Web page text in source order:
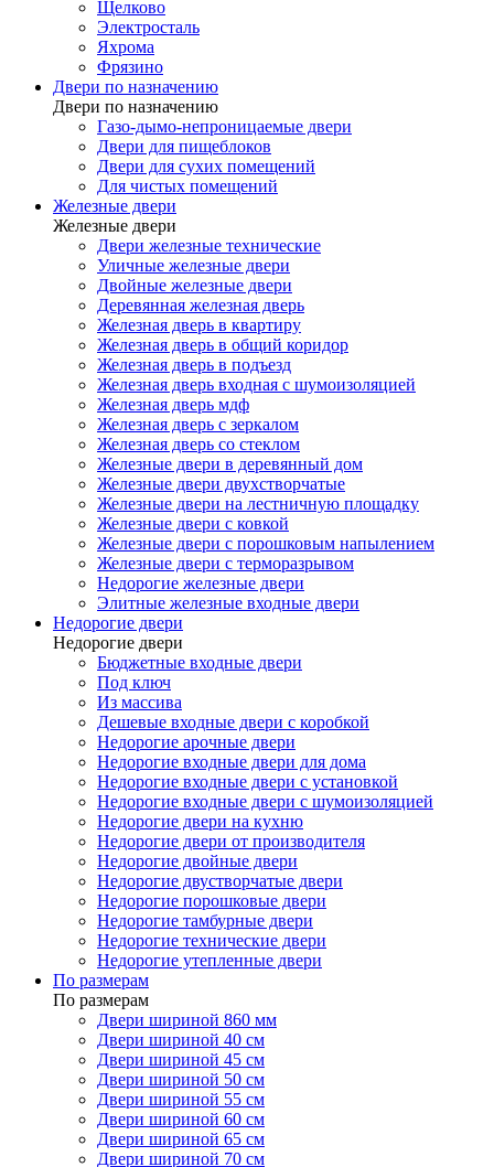
Щелково
Электросталь
Яхрома
Фрязино
Двери по назначению
Двери по назначению
Газо-дымо-непроницаемые двери
Двери для пищеблоков
Двери для сухих помещений
Для чистых помещений
Железные двери
Железные двери
Двери железные технические
Уличные железные двери
Двойные железные двери
Деревянная железная дверь
Железная дверь в квартиру
Железная дверь в общий коридор
Железная дверь в подъезд
Железная дверь входная с шумоизоляцией
Железная дверь мдф
Железная дверь с зеркалом
Железная дверь со стеклом
Железные двери в деревянный дом
Железные двери двухстворчатые
Железные двери на лестничную площадку
Железные двери с ковкой
Железные двери с порошковым напылением
Железные двери с терморазрывом
Недорогие железные двери
Элитные железные входные двери
Недорогие двери
Недорогие двери
Бюджетные входные двери
Под ключ
Из массива
Дешевые входные двери с коробкой
Недорогие арочные двери
Недорогие входные двери для дома
Недорогие входные двери с установкой
Недорогие входные двери с шумоизоляцией
Недорогие двери на кухню
Недорогие двери от производителя
Недорогие двойные двери
Недорогие двустворчатые двери
Недорогие порошковые двери
Недорогие тамбурные двери
Недорогие технические двери
Недорогие утепленные двери
По размерам
По размерам
Двери шириной 860 мм
Двери шириной 40 см
Двери шириной 45 см
Двери шириной 50 см
Двери шириной 55 см
Двери шириной 60 см
Двери шириной 65 см
Двери шириной 70 см